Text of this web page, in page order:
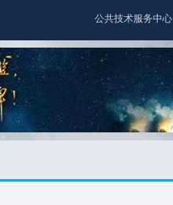
公共技术服务中心